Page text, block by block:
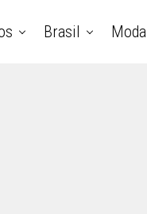
Brasil Moda